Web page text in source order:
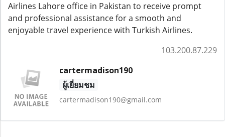
Airlines Lahore office in Pakistan to receive prompt
and professional assistance for a smooth and
enjoyable travel experience with Turkish Airlines.
103.200.87.229
cartermadison190
ผู้เยี่ยมชม
cartermadison190@gmail.com